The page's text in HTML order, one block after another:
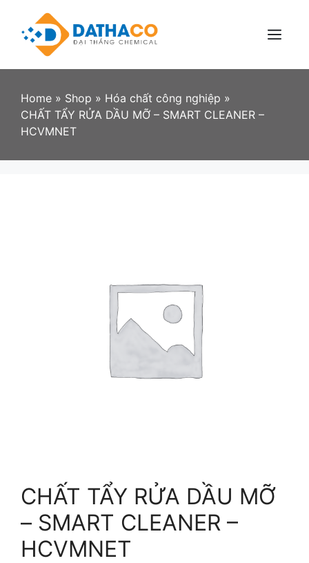
content
Menu
Home » Shop » Hóa chất công nghiệp »
CHẤT TẨY RỬA DẦU MỠ – SMART CLEANER –
HCVMNET
CHẤT TẨY RỬA DẦU MỠ
– SMART CLEANER –
HCVMNET